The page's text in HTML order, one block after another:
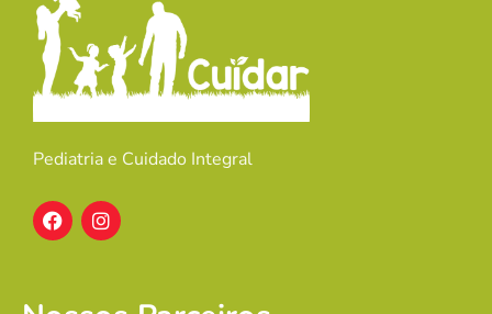
Pediatria e Cuidado Integral